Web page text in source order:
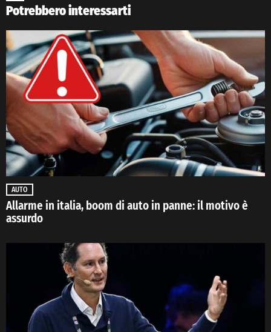
Potrebbero interessarti
AUTO
Allarme in italia, boom di auto in panne: il motivo è
assurdo